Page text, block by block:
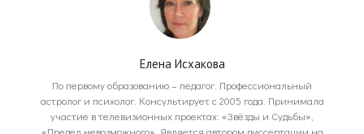
Елена Исхакова
По первому образованию – педагог. Профессиональный
астролог и психолог. Консультирует с 2005 года. Принимала
участие в телевизионных проектах: «Звёзды и Судьбы»,
«Предел невозможного». Является автором диссертации на